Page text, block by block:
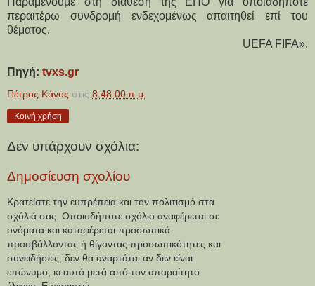
περαιτέρω συνδρομή ενδεχομένως απαιτηθεί επί του
θέματος.
UEFA FIFA».
Πηγή: tvxs.gr
Πέτρος Κάνος στις 8:48:00 π.μ.
Κοινή χρήση
Δεν υπάρχουν σχόλια:
Δημοσίευση σχολίου
Κρατείστε την ευπρέπεια και τον πολιτισμό στα
σχόλιά σας. Οποιοδήποτε σχόλιο αναφέρεται σε
ονόματα και καταφέρεται προσωπικά
προσβάλλοντας ή θίγοντας προσωπικότητες και
συνειδήσεις, δεν θα αναρτάται αν δεν είναι
επώνυμο, κι αυτό μετά από τον απαραίτητο